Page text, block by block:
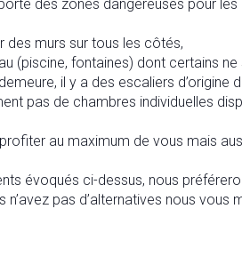
des zones dangereuses pour les
des murs sur tous les côtés,
(piscine, fontaines) dont certains
il y a des escaliers d’origine
pas de chambres individuelles
au maximum de vous mais
évoqués ci-dessus, nous
n’avez pas d’alternatives nous